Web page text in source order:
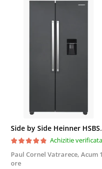
Side by Side Heinner HSBS-
Achizitie verificata
Paul Cornel Vatrarece, Acum
ore